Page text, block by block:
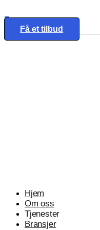
Eng
Få et tilbud
Hjem
Om oss
Tjenester
Bransjer